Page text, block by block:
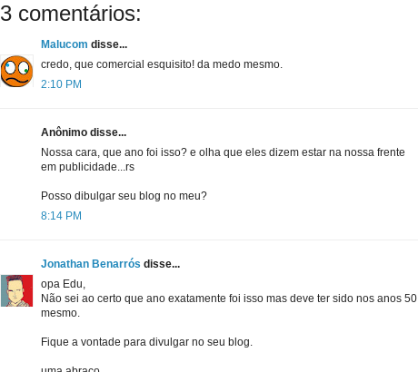
3 comentários:
Malucom disse...
credo, que comercial esquisito! da medo mesmo.
2:10 PM
Anônimo disse...
Nossa cara, que ano foi isso? e olha que eles dizem estar na nossa frente
em publicidade...rs
Posso dibulgar seu blog no meu?
8:14 PM
Jonathan Benarrós disse...
opa Edu,
Não sei ao certo que ano exatamente foi isso mas deve ter sido nos anos 50
mesmo.
Fique a vontade para divulgar no seu blog.